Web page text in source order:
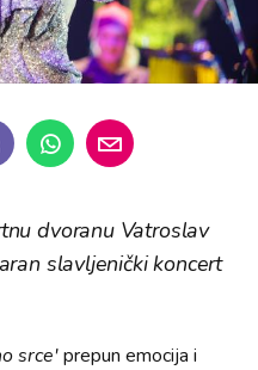
dvoranu Vatroslav
slavljenički koncert
srce'prepun emocija i